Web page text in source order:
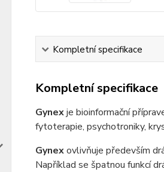
Kompletní specifikace
Kompletní specifikace
Gynexje bioinformační
fytoterapie, psychotroniky,
Gynexovlivňuje především
Například se špatnou funkcí